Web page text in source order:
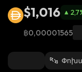
$1,016 2,7
฿0,00001565